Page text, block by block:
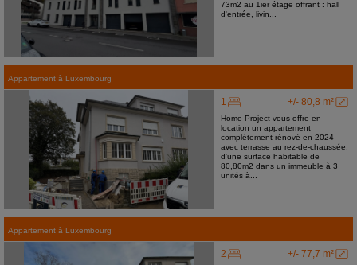
73m2 au 1ier étage offrant : hall
d'entrée, livin...
Appartement à Luxembourg
+/- 80,8 m²
1
Home Project vous offre en
location un appartement
complètement rénové en 2024
avec terrasse au rez-de-chaussée,
d'une surface habitable de
80,80m2 dans un immeuble à 3
unités à...
Appartement à Luxembourg
+/- 77,7 m²
2